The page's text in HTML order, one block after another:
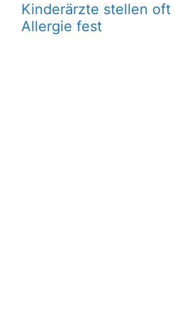
Kinderärzte stellen oft
Allergie fest